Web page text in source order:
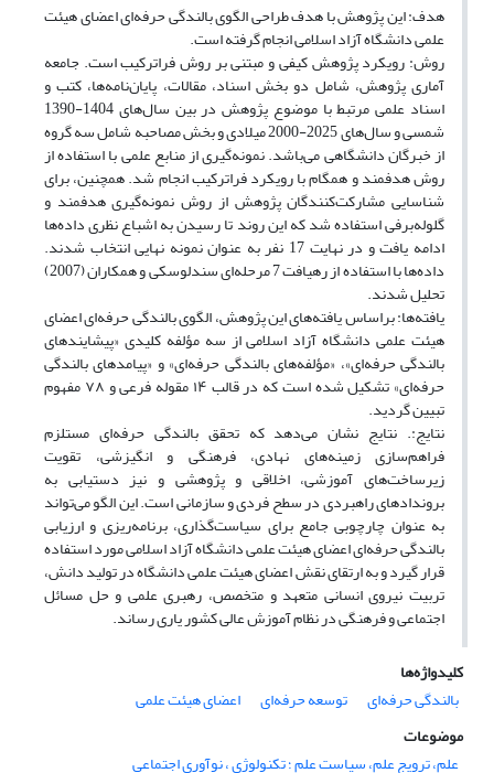
هدف: این پژوهش با هدف طراحی الگوی بالندگی حرفه‌ای اعضای هیئت
علمی دانشگاه آزاد اسلامی انجام گرفته است.
روش: رویکرد پژوهش کیفی و مبتنی بر روش فراترکیب است. جامعه
آماری پژوهش، شامل دو بخش اسناد، مقالات، پایان‌نامه‌ها، کتب و
اسناد علمی مرتبط با موضوع پژوهش در بین سال‌های 1404-1390
شمسی و سال‌های 2025-2000 میلادی و بخش مصاحبه شامل سه گروه
از خبرگان دانشگاهی می‌باشد. نمونه‌گیری از منابع علمی با استفاده از
روش هدفمند و همگام با رویکرد فراترکیب انجام شد. همچنین، برای
شناسایی مشارکت‌کنندگان پژوهش از روش نمونه‌گیری هدفمند و
گلوله‌برفی استفاده شد که این روند تا رسیدن به اشباع نظری داده‌ها
ادامه یافت و در نهایت 17 نفر به عنوان نمونه نهایی انتخاب شدند.
داده‌ها با استفاده از رهیافت 7 مرحله‌ای سندلوسکی و همکاران (2007)
تحلیل شدند.
یافته‌ها: براساس یافته‌های این پژوهش، الگوی بالندگی حرفه‌ای اعضای
هیئت علمی دانشگاه آزاد اسلامی از سه مؤلفه کلیدی «پیشایندهای
بالندگی حرفه‌ای»، «مؤلفه‌های بالندگی حرفه‌ای» و «پیامدهای بالندگی
حرفه‌ای» تشکیل شده است که در قالب ۱۴ مقوله فرعی و ۷۸ مفهوم
تبیین گردید.
نتایج:. نتایج نشان می‌دهد که تحقق بالندگی حرفه‌ای مستلزم
فراهم‌سازی زمینه‌های نهادی، فرهنگی و انگیزشی، تقویت
زیرساخت‌های آموزشی، اخلاقی و پژوهشی و نیز دستیابی به
بروندادهای راهبردی در سطح فردی و سازمانی است. این الگو می‌تواند
به عنوان چارچوبی جامع برای سیاست‌گذاری، برنامه‌ریزی و ارزیابی
بالندگی حرفه‌ای اعضای هیئت علمی دانشگاه آزاد اسلامی مورد استفاده
قرار گیرد و به ارتقای نقش اعضای هیئت علمی دانشگاه در تولید دانش،
تربیت نیروی انسانی متعهد و متخصص، رهبری علمی و حل مسائل
اجتماعی و فرهنگی در نظام آموزش عالی کشور یاری رساند.
کلیدواژه‌ها
بالندگی حرفه‌ای
توسعه حرفه‌ای
اعضای هیئت علمی
موضوعات
علم، ترویج علم، سیاست علم ؛ تکنولوژی ، نوآوری اجتماعی